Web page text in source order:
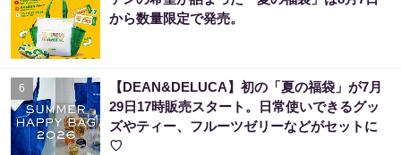
から数量限定で発売。
6
【DEAN&DELUCA】初の「夏の福袋」が7月
29日17時販売スタート。日常使いできるグッ
ズやティー、フルーツゼリーなどがセットに
♡